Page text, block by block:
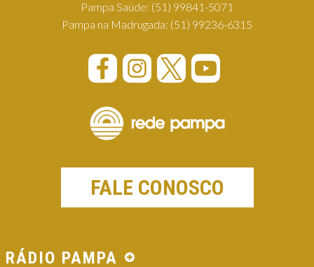
Pampa Saúde: (51) 99841-5071
Pampa na Madrugada: (51) 99236-6315
FALE CONOSCO
RÁDIO PAMPA